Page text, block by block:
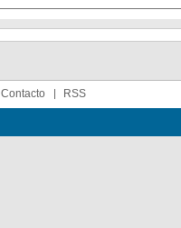
Contacto RSS